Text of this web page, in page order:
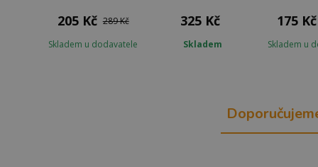
205 Kč 289 Kč
Skladem u dodavatele
325 Kč
Skladem
175 Kč
Skladem u